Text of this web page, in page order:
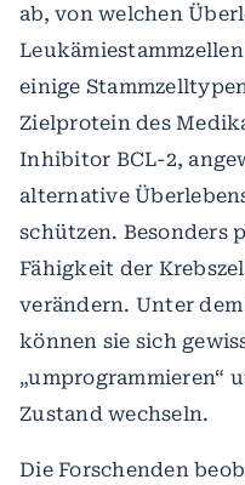
ab, von welchen
einige
Zielprotein des
Inhibitor BCL-2,
alternative
schützen. Besonders
Fähigkeit der
verändern. Unter
können sie sich
„umprogrammieren“
Zustand wechseln.
Die Forschenden